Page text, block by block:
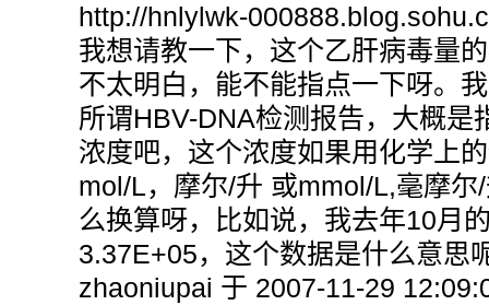
http://hnlylwk-
我想请教一下，这个乙肝病毒量
不太明白，能不能指点一下呀。
所谓HBV-DNA检测报告，大概是
浓度吧，这个浓度如果用化学上
mol/L，摩尔/升 或mmol/L,毫摩
么换算呀，比如说，我去年10月
3.37E+05，这个数据是什么意思
zhaoniupai 于 2007-11-29